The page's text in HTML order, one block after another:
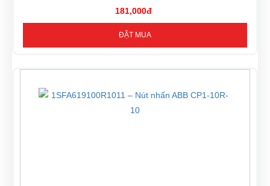
181,000đ
ĐẶT MUA